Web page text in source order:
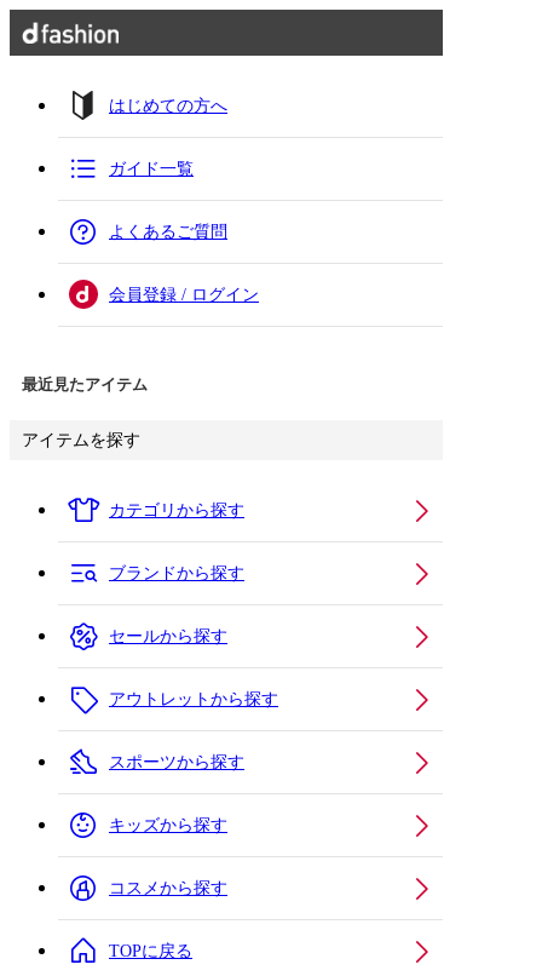
はじめての方へ
ガイド一覧
よくあるご質問
会員登録 / ログイン
最近見たアイテム
アイテムを探す
カテゴリから探す
ブランドから探す
セールから探す
アウトレットから探す
スポーツから探す
キッズから探す
コスメから探す
TOPに戻る